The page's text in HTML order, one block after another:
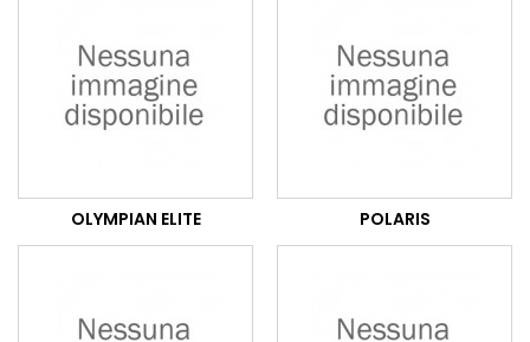
OLYMPIAN ELITE POLARIS